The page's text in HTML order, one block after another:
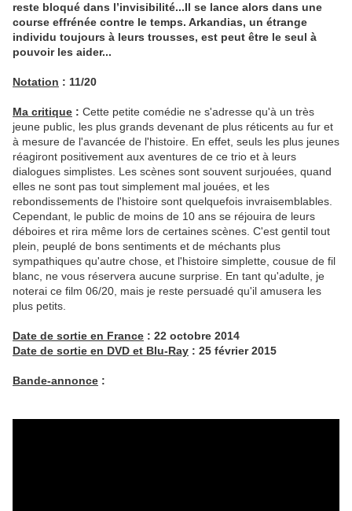
reste bloqué dans l’invisibilité...Il se lance alors dans une
course effrénée contre le temps. Arkandias, un étrange
individu toujours à leurs trousses, est peut être le seul à
pouvoir les aider...
Notation : 11/20
Ma critique : Cette petite comédie ne s'adresse qu'à un très
jeune public, les plus grands devenant de plus réticents au fur et
à mesure de l'avancée de l'histoire. En effet, seuls les plus jeunes
réagiront positivement aux aventures de ce trio et à leurs
dialogues simplistes. Les scènes sont souvent surjouées, quand
elles ne sont pas tout simplement mal jouées, et les
rebondissements de l'histoire sont quelquefois invraisemblables.
Cependant, le public de moins de 10 ans se réjouira de leurs
déboires et rira même lors de certaines scènes. C'est gentil tout
plein, peuplé de bons sentiments et de méchants plus
sympathiques qu'autre chose, et l'histoire simplette, cousue de fil
blanc, ne vous réservera aucune surprise. En tant qu'adulte, je
noterai ce film 06/20, mais je reste persuadé qu'il amusera les
plus petits.
Date de sortie en France : 22 octobre 2014
Date de sortie en DVD et Blu-Ray : 25 février 2015
Bande-annonce :